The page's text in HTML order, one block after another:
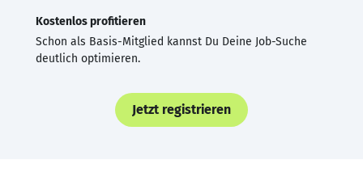
Kostenlos profitieren
Schon als Basis-Mitglied kannst Du Deine Job-Suche
deutlich optimieren.
Jetzt registrieren